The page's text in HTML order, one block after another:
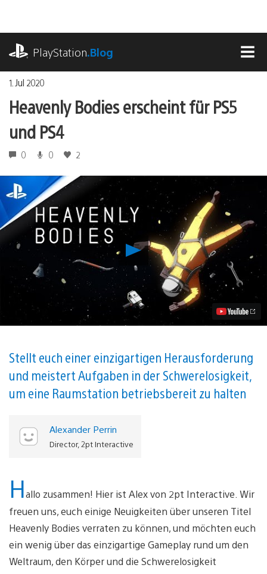
springen
PlayStation.Blog
1. Jul 2020
Heavenly Bodies erscheint für PS5
und PS4
0 0 2
Heavenly
Bodies
erscheint
für
PS5
und
PS4
Video
Stellt euch einer einzigartigen Herausforderung
und meistert Aufgaben in der Schwerelosigkeit,
um eine Raumstation betriebsbereit zu halten
Alexander Perrin
Director, 2pt Interactive
Hallo zusammen! Hier ist Alex von 2pt Interactive. Wir
freuen uns, euch einige Neuigkeiten über unseren Titel
Heavenly Bodies verraten zu können, und möchten euch
ein wenig über das einzigartige Gameplay rund um den
Weltraum, den Körper und die Schwerelosigkeit